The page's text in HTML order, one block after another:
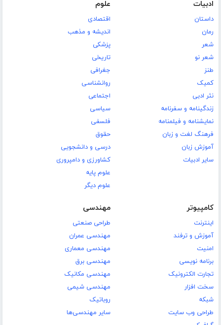
ادبیات
داستان
رمان
شعر
شعر نو
طنز
کمیک
نثر ادبی
زندگینامه و سفرنامه
نمایشنامه و فیلمنامه
فرهنگ لغت و زبان
آموزش زبان
سایر ادبیات
علوم
اقتصادی
اندیشه و مذهب
پزشکی
تاریخی
جغرافی
روانشناسی
اجتماعی
سیاسی
فلسفی
حقوق
درسی و دانشجویی
کشاورزی و دامپروری
علوم پایه
علوم دیگر
کامپیوتر
اینترنت
آموزش و ترفند
امنیت
برنامه نویسی
تجارت الکترونیک
سخت افزار
شبکه
طراحی وب سایت
مهندسی
طراحی صنعتی
مهندسی عمران
مهندسی معماری
مهندسی برق
مهندسی مکانیک
مهندسی شیمی
روباتیک
سایر مهندسی‌ها